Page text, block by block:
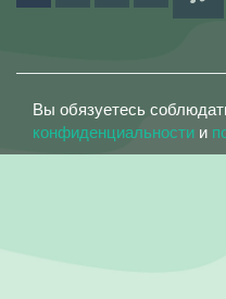
Вы обязуетесь
конфиденциальности и